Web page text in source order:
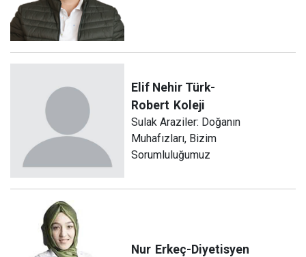
Elif Nehir Türk-
Robert Koleji
Sulak Araziler: Doğanın
Muhafızları, Bizim
Sorumluluğumuz
Nur Erkeç-Diyetisyen